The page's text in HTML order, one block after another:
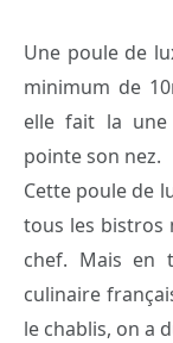
Une poule de
minimum de
elle fait la une
pointe son nez.
Cette poule de
tous les bistros
chef. Mais en
culinaire
le chablis, on a